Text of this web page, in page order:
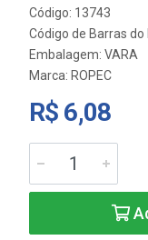
Código: 13743
Código de Barras
Embalagem: VARA
Marca: ROPEC
R$ 6,08